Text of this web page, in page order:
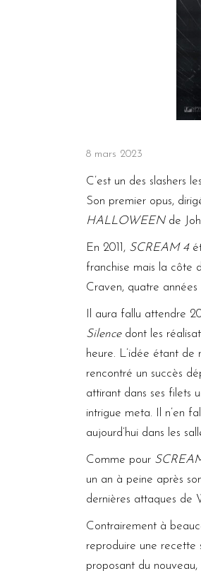
8 mars 2023
C’est un des slashers
Son premier opus,
HALLOWEENde
En 2011, SCREAM 4
franchise mais la côte
Craven, quatre
Il aura fallu attendre
Silencedont les
heure. L’idée étant
rencontré un succès
attirant dans ses filets
intrigue meta. Il n’en
aujourd’hui dans les
Comme pour
un an à peine après
dernières attaques de
Contrairement à
reproduire une recette
proposant du